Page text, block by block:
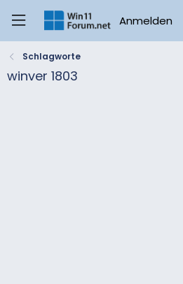
Anmelden
Schlagworte
winver 1803